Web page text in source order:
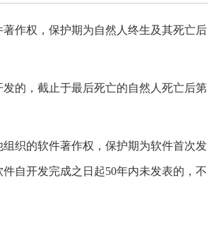
著作权，保护期为自然人终生及其死亡后
发的，截止于最后死亡的自然人死亡后第
组织的软件著作权，保护期为软件首次发
自开发完成之日起50年内未发表的，不